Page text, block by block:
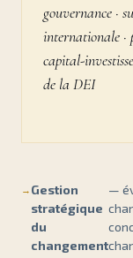
gouvernance ·
internationale ·
capital-
de la DEI
Gestion
stratégique
du
changement
—